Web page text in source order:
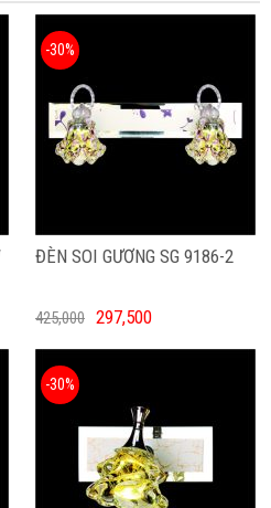
ĐÈN SOI GƯƠNG SG 9186-2
-30%
425,000 297,500
-30%